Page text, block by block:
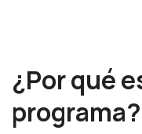
¿Por qué
programa?